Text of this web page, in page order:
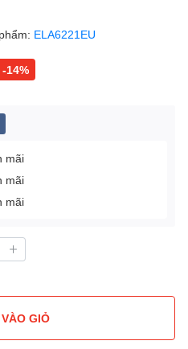
ELA6221EU
-14%
mãi
mãi
mãi
GIỎ